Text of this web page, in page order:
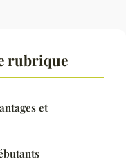
rubrique
et